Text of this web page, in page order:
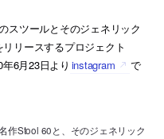
スツールとそのジェネリック
リースするプロジェクト
6月23日より instagram
で
作Stool 60と、そのジェネリック